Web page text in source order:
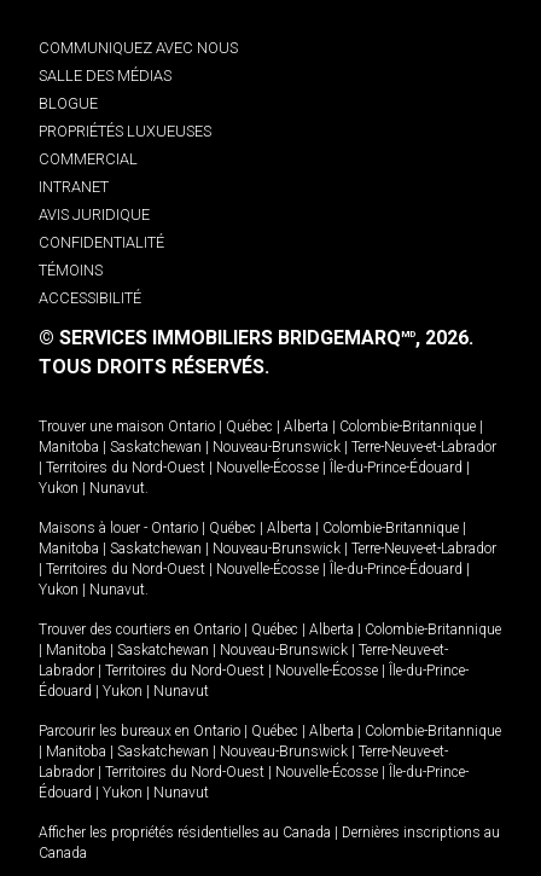
COMMUNIQUEZ AVEC NOUS
SALLE DES MÉDIAS
BLOGUE
PROPRIÉTÉS LUXUEUSES
COMMERCIAL
INTRANET
AVIS JURIDIQUE
CONFIDENTIALITÉ
TÉMOINS
ACCESSIBILITÉ
© SERVICES IMMOBILIERS BRIDGEMARQMD, 2026.
TOUS DROITS RÉSERVÉS.
Trouver une maison Ontario Québec Alberta Colombie-Britannique
Manitoba
Saskatchewan Nouveau-Brunswick
Terre-Neuve-et-Labrador
Territoires du Nord-Ouest Nouvelle-Écosse Île-du-Prince-Édouard
Yukon
Nunavut.
Maisons à louer - Ontario Québec Alberta Colombie-Britannique
Manitoba
Saskatchewan Nouveau-Brunswick
Terre-Neuve-et-Labrador
Territoires du Nord-Ouest Nouvelle-Écosse Île-du-Prince-Édouard
Yukon
Nunavut.
Trouver des courtiers en Ontario Québec Alberta
Colombie-Britannique
Manitoba Saskatchewan Nouveau-Brunswick
Terre-Neuve-et-
Labrador
Territoires du Nord-Ouest Nouvelle-Écosse
Île-du-Prince-
Édouard
Yukon Nunavut
Parcourir les bureaux en Ontario Québec Alberta
Colombie-Britannique
Manitoba Saskatchewan Nouveau-Brunswick
Terre-Neuve-et-
Labrador
Territoires du Nord-Ouest Nouvelle-Écosse
Île-du-Prince-
Édouard
Yukon Nunavut
Afficher les propriétés résidentielles au Canada
Dernières inscriptions au
Canada